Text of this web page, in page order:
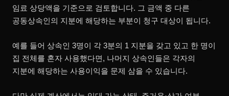
임료 상당액을 기준으로 검토합니다. 그 금액 중 다른
공동상속인의 지분에 해당하는 부분이 청구 대상이 됩니다.
예를 들어 상속인 3명이 각 3분의 1 지분을 갖고 있고 한 명이
집 전체를 혼자 사용했다면, 나머지 상속인들은 각자의
지분에 해당하는 사용이익을 문제 삼을 수 있습니다.